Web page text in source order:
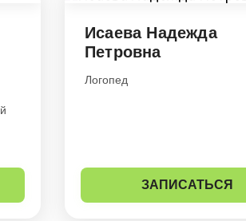
Исаева Надежда
Петровна
Логопед
ЗАПИСАТЬСЯ